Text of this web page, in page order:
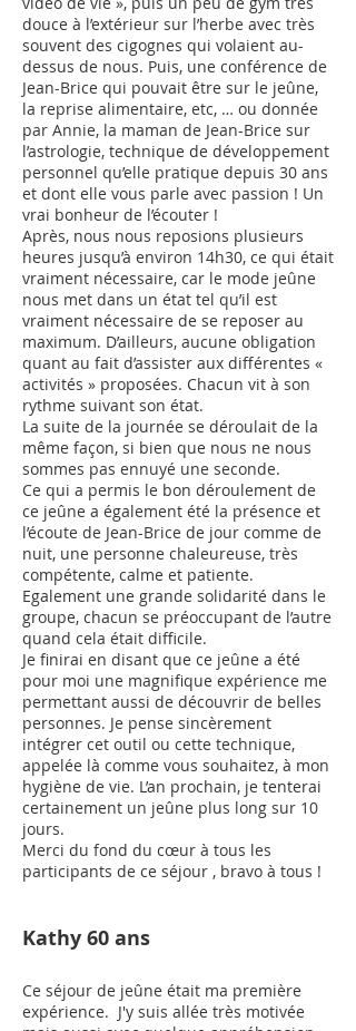
douce à l’extérieur sur l’herbe avec très
souvent des cigognes qui volaient au-
dessus de nous. Puis, une conférence de
Jean-Brice qui pouvait être sur le jeûne,
la reprise alimentaire, etc, … ou donnée
par Annie, la maman de Jean-Brice sur
l’astrologie, technique de développement
personnel qu’elle pratique depuis 30 ans
et dont elle vous parle avec passion ! Un
vrai bonheur de l’écouter !
Après, nous nous reposions plusieurs
heures jusqu’à environ 14h30, ce qui était
vraiment nécessaire, car le mode jeûne
nous met dans un état tel qu’il est
vraiment nécessaire de se reposer au
maximum. D’ailleurs, aucune obligation
quant au fait d’assister aux différentes «
activités » proposées. Chacun vit à son
rythme suivant son état.
La suite de la journée se déroulait de la
même façon, si bien que nous ne nous
sommes pas ennuyé une seconde.
Ce qui a permis le bon déroulement de
ce jeûne a également été la présence et
l’écoute de Jean-Brice de jour comme de
nuit, une personne chaleureuse, très
compétente, calme et patiente.
Egalement une grande solidarité dans le
groupe, chacun se préoccupant de l’autre
quand cela était difficile.
Je finirai en disant que ce jeûne a été
pour moi une magnifique expérience me
permettant aussi de découvrir de belles
personnes. Je pense sincèrement
intégrer cet outil ou cette technique,
appelée là comme vous souhaitez, à mon
hygiène de vie. L’an prochain, je tenterai
certainement un jeûne plus long sur 10
jours.
Merci du fond du cœur à tous les
participants de ce séjour , bravo à tous !
Kathy 60 ans
Ce séjour de jeûne était ma première
expérience. J'y suis allée très motivée